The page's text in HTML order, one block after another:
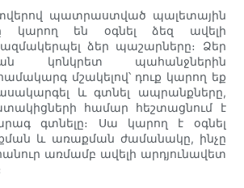
պատրաստված պալետային
կարող են օգնել ձեզ ավելի
ձեր պաշարները։ Ձեր
կոնկրետ պահանջներին
մշակելով՝ դուք կարող եք
և գտնել ապրանքները,
համար հեշտացնում է
գտնելը։ Սա կարող է օգնել
և առաքման ժամանակը, ինչը
առմամբ ավելի արդյունավետ